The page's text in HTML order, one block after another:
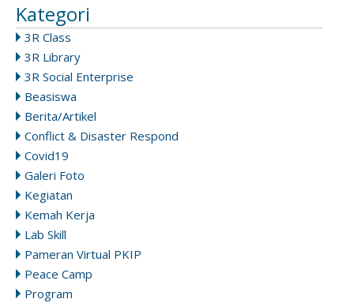
Kategori
3R Class
3R Library
3R Social Enterprise
Beasiswa
Berita/Artikel
Conflict & Disaster Respond
Covid19
Galeri Foto
Kegiatan
Kemah Kerja
Lab Skill
Pameran Virtual PKIP
Peace Camp
Program